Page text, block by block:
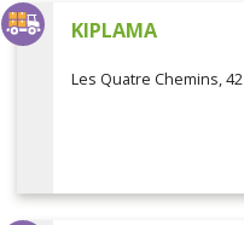
KIPLAMA
Les Quatre Chemins, 42